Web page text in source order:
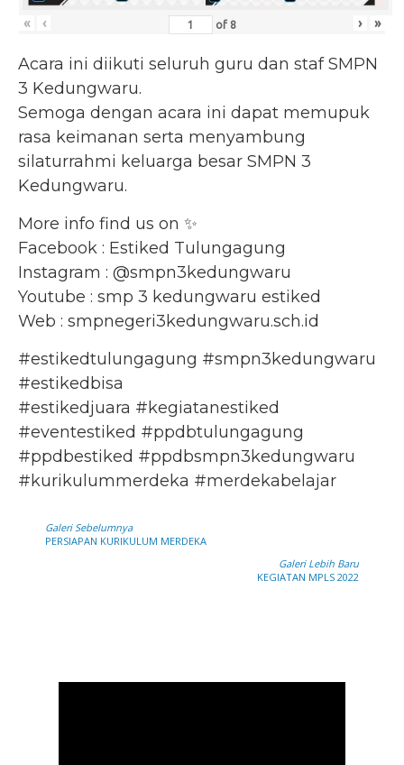
« ‹ of 8 › »
Acara ini diikuti seluruh guru dan staf SMPN
3 Kedungwaru.
Semoga dengan acara ini dapat memupuk
rasa keimanan serta menyambung
silaturrahmi keluarga besar SMPN 3
Kedungwaru.
More info find us on ✨
Facebook : Estiked Tulungagung
Instagram : @smpn3kedungwaru
Youtube : smp 3 kedungwaru estiked
Web : smpnegeri3kedungwaru.sch.id
#estikedtulungagung #smpn3kedungwaru
#estikedbisa
#estikedjuara #kegiatanestiked
#eventestiked #ppdbtulungagung
#ppdbestiked #ppdbsmpn3kedungwaru
#kurikulummerdeka #merdekabelajar
Galeri Sebelumnya
PERSIAPAN KURIKULUM MERDEKA
Galeri Lebih Baru
KEGIATAN MPLS 2022